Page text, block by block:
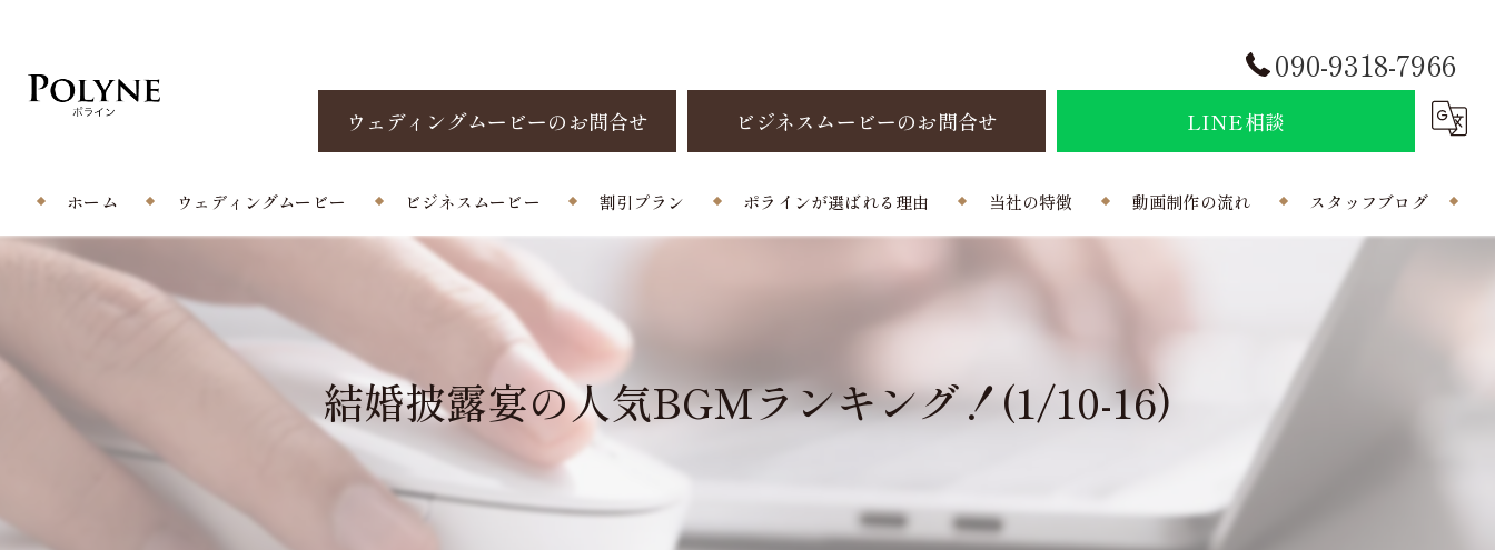
090-9318-7966
ウェディングムービーのお問合せ ビジネスムービーのお問合せ LINE相談
ホーム ウェディングムービー
エンドロール/当日撮影
オープニングムービー
ビジネスムービー 割引プラン ポラインが選ばれる理由 当社の特徴
結婚式
曲
動画制作の流れ スタッフブログ
ポラインのコラム
結婚披露宴の人気BGMランキング！(1/10-16)